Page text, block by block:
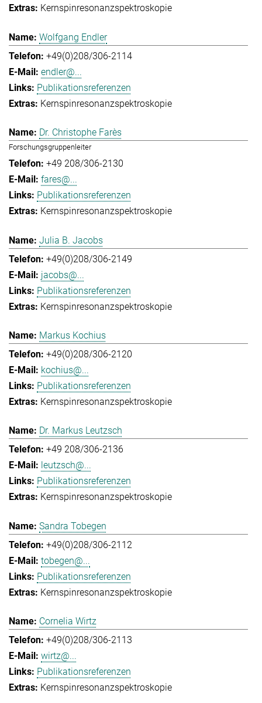
Kernspinresonanzspektroskopie
Wolfgang Endler
+49(0)208/306-2114
endler@...
Publikationsreferenzen
Kernspinresonanzspektroskopie
Dr. Christophe Farès
Forschungsgruppenleiter
+49 208/306-2130
fares@...
Publikationsreferenzen
Kernspinresonanzspektroskopie
Julia B. Jacobs
+49(0)208/306-2149
jacobs@...
Publikationsreferenzen
Kernspinresonanzspektroskopie
Markus Kochius
+49(0)208/306-2120
kochius@...
Publikationsreferenzen
Kernspinresonanzspektroskopie
Dr. Markus Leutzsch
+49 208/306-2136
leutzsch@...
Publikationsreferenzen
Kernspinresonanzspektroskopie
Sandra Tobegen
+49(0)208/306-2112
tobegen@...
Publikationsreferenzen
Kernspinresonanzspektroskopie
Cornelia Wirtz
+49(0)208/306-2113
wirtz@...
Publikationsreferenzen
Kernspinresonanzspektroskopie